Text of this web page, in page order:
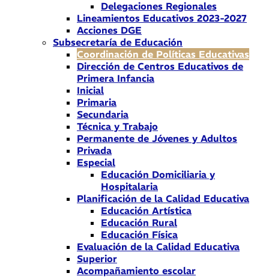
Delegaciones Regionales
Lineamientos Educativos 2023-2027
Acciones DGE
Subsecretaría de Educación
Coordinación de Políticas Educativas
Dirección de Centros Educativos de
Primera Infancia
Inicial
Primaria
Secundaria
Técnica y Trabajo
Permanente de Jóvenes y Adultos
Privada
Especial
Educación Domiciliaria y
Hospitalaria
Planificación de la Calidad Educativa
Educación Artística
Educación Rural
Educación Física
Evaluación de la Calidad Educativa
Superior
Acompañamiento escolar